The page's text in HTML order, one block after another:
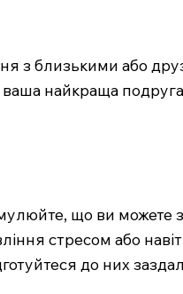
з близькими або
найкраща
що ви
стресом або
до них